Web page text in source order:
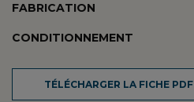
FABRICATION
CONDITIONNEMENT
TÉLÉCHARGER LA FICHE PDF